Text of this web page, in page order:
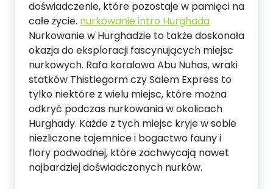
doświadczenie, które pozostaje w pamięci na
całe życie. nurkowanie intro Hurghada
Nurkowanie w Hurghadzie to także doskonała
okazja do eksploracji fascynujących miejsc
nurkowych. Rafa koralowa Abu Nuhas, wraki
statków Thistlegorm czy Salem Express to
tylko niektóre z wielu miejsc, które można
odkryć podczas nurkowania w okolicach
Hurghady. Każde z tych miejsc kryje w sobie
niezliczone tajemnice i bogactwo fauny i
flory podwodnej, które zachwycają nawet
najbardziej doświadczonych nurków.